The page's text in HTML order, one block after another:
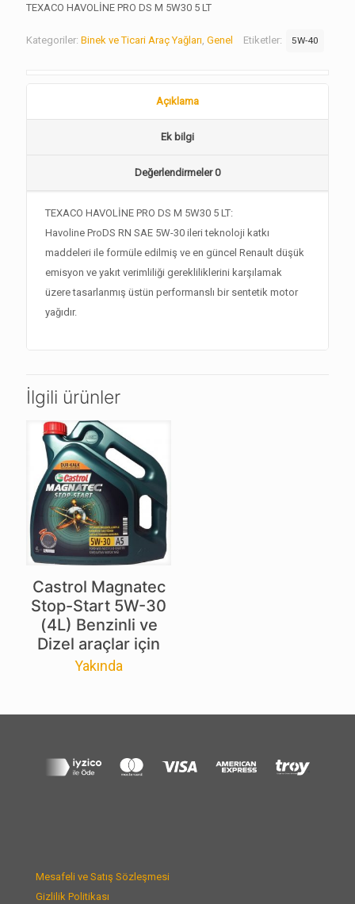
TEXACO HAVOLİNE PRO DS M 5W30 5 LT
Kategoriler: Binek ve Ticari Araç Yağları Genel Etiketler: 5W-40
Açıklama
Ek bilgi
Değerlendirmeler0
TEXACO HAVOLİNE PRO DS M 5W30 5 LT:
Havoline ProDS RN SAE 5W-30 ileri teknoloji katkı
maddeleri ile formüle edilmiş ve en güncel Renault düşük
emisyon ve yakıt verimliliği gerekliliklerini karşılamak
üzere tasarlanmış üstün performanslı bir sentetik motor
yağıdır.
İlgili ürünler
Castrol Magnatec
Stop-Start 5W-30
(4L) Benzinli ve
Dizel araçlar için
Yakında
Mesafeli ve Satış Sözleşmesi
Gizlilik Politikası